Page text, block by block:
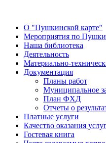
О "Пушкинской карте"
Мероприятия по
Наша библиотека
Деятельность
Материально-
Документация
Планы работ
Муниципальное
План ФХД
Отчеты о
Платные услуги
Качество оказания
Гостевая книга